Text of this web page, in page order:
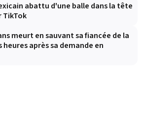
abattu d'une balle dans la tête
TikTok
meurt en sauvant sa fiancée de la
après sa demande en